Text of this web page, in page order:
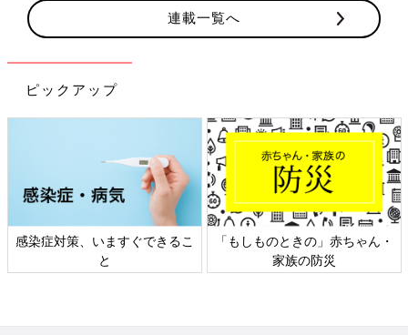
連載一覧へ
ピックアップ
ぐできるこ
「もしものときの」赤ちゃん・
日本外来小児科学